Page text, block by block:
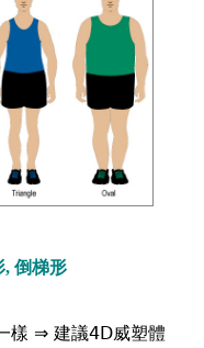
, 倒梯形
樣 ⇒ 建議4D威塑體